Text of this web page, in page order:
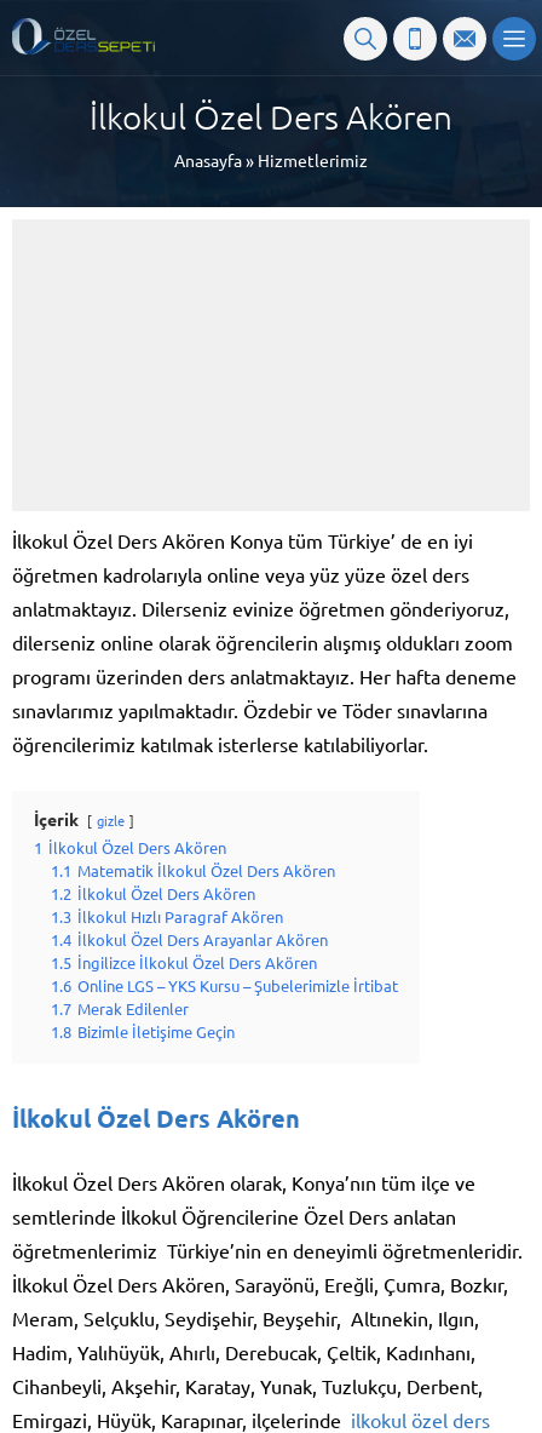
İlkokul Özel Ders Akören
Anasayfa» Hizmetlerimiz
İlkokul Özel Ders Akören Konya tüm Türkiye’ de en iyi
öğretmen kadrolarıyla online veya yüz yüze özel ders
anlatmaktayız. Dilerseniz evinize öğretmen gönderiyoruz,
dilerseniz online olarak öğrencilerin alışmış oldukları zoom
programı üzerinden ders anlatmaktayız. Her hafta deneme
sınavlarımız yapılmaktadır. Özdebir ve Töder sınavlarına
öğrencilerimiz katılmak isterlerse katılabiliyorlar.
İçerik gizle
1 İlkokul Özel Ders Akören
1.1 Matematik İlkokul Özel Ders Akören
1.2 İlkokul Özel Ders Akören
1.3 İlkokul Hızlı Paragraf Akören
1.4 İlkokul Özel Ders Arayanlar Akören
1.5 İngilizce İlkokul Özel Ders Akören
1.6 Online LGS – YKS Kursu – Şubelerimizle İrtibat
1.7 Merak Edilenler
1.8 Bizimle İletişime Geçin
İlkokul Özel Ders Akören
İlkokul Özel Ders Akören olarak, Konya’nın tüm ilçe ve
semtlerinde İlkokul Öğrencilerine Özel Ders anlatan
öğretmenlerimiz Türkiye’nin en deneyimli öğretmenleridir.
İlkokul Özel Ders Akören, Sarayönü, Ereğli, Çumra, Bozkır,
Meram, Selçuklu, Seydişehir, Beyşehir, Altınekin, Ilgın,
Hadim, Yalıhüyük, Ahırlı, Derebucak, Çeltik, Kadınhanı,
Cihanbeyli, Akşehir, Karatay, Yunak, Tuzlukçu, Derbent,
Emirgazi, Hüyük, Karapınar, ilçelerinde ilkokul özel ders